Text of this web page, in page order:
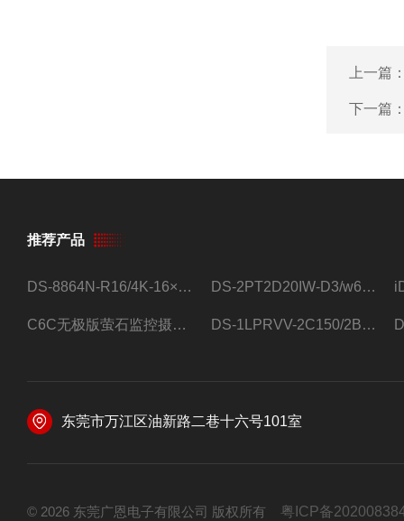
上一篇
下一篇
推荐产品
DS-8864N-R16/4K-16×4T/希捷16盘位录像机 DS-2PT2D20IW-D3/w64路高清硬盘录像机
C6C无极版萤石监控摄像头 DS-1LPRVV-2C150/2B监控室外夜视高清电源线护套线200米/卷
东莞市万江区油新路二巷十六号101室
© 2026 东莞广恩电子有限公司 版权所有 粤ICP备